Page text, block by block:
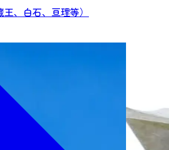
、白石、亘理等）